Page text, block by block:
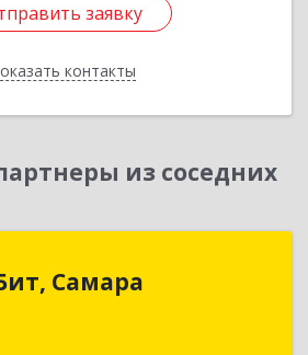
заявку
контакты
заявку
Назад
из соседних
Самара
Бит, Самара
обл, Самара г, Дачная ул,